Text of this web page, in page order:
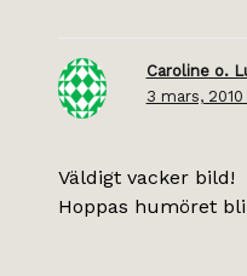
Caroline o.
3 mars,
Väldigt vacker bild!
Hoppas humöret